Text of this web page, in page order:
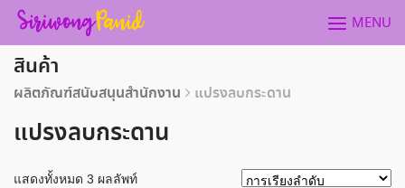
Skip
content
MENU
สินค้า
ผลิตภัณฑ์สนับสนุนสำนักงาน แปรงลบกระดาน
แปรงลบกระดาน
แสดงทั้งหมด 3 ผลลัพท์